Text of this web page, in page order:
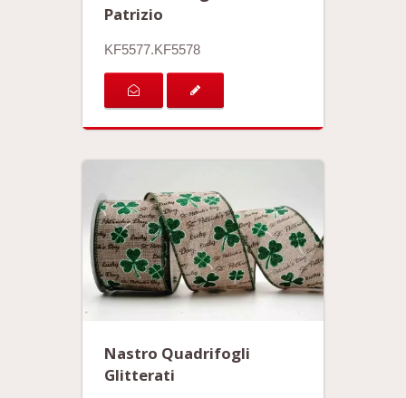
Patrizio
KF5577.KF5578
Nastro Quadrifogli
Glitterati